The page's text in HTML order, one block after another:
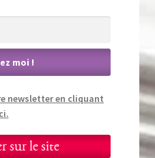
newsletter en cliquant
sur le site